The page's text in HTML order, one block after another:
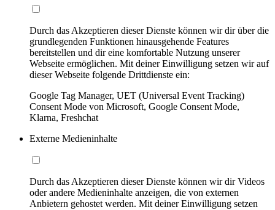
Durch das Akzeptieren dieser Dienste können wir dir über die
grundlegenden Funktionen hinausgehende Features
bereitstellen und dir eine komfortable Nutzung unserer
Webseite ermöglichen. Mit deiner Einwilligung setzen wir auf
dieser Webseite folgende Drittdienste ein:
Google Tag Manager, UET (Universal Event Tracking)
Consent Mode von Microsoft, Google Consent Mode,
Klarna, Freshchat
Externe Medieninhalte
Durch das Akzeptieren dieser Dienste können wir dir Videos
oder andere Medieninhalte anzeigen, die von externen
Anbietern gehostet werden. Mit deiner Einwilligung setzen